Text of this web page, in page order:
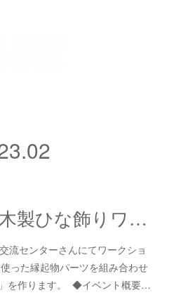
.02
2023.2.18開催 木製ひな飾りワークショップ 参加者募集中
流センターさんにてワークショ
った縁起物パーツを組み合わせ
を作ります。 ◆イベント概要…